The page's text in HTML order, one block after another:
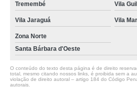
Tremembé Vila
Vila Jaraguá Vila
Zona Norte
Santa Bárbara d'Oeste
O conteúdo do texto desta página é de direito
total, mesmo citando nossos links, é proibida sem a
violação de direito autoral – artigo 184 do Código
autorais